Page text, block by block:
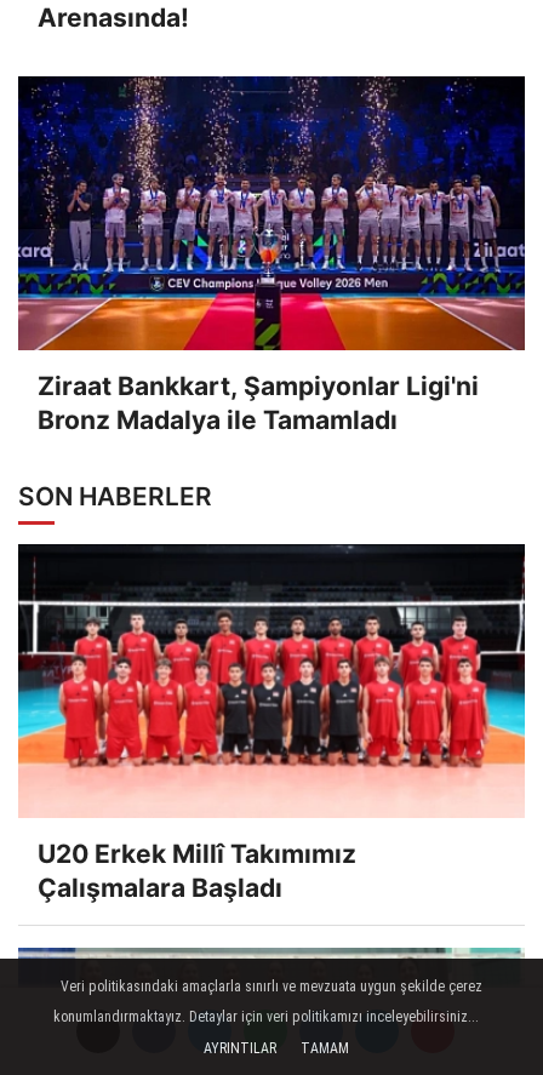
Arenasında!
Ziraat Bankkart, Şampiyonlar Ligi'ni
Bronz Madalya ile Tamamladı
SON HABERLER
U20 Erkek Millî Takımımız
Çalışmalara Başladı
Veri politikasındaki amaçlarla sınırlı ve mevzuata uygun şekilde çerez
konumlandırmaktayız. Detaylar için veri politikamızı inceleyebilirsiniz...
AYRINTILAR
TAMAM